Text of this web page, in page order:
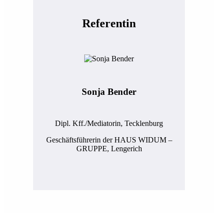
Referentin
Sonja Bender
Dipl. Kff./Mediatorin, Tecklenburg
Geschäftsführerin der HAUS WIDUM –
GRUPPE, Lengerich